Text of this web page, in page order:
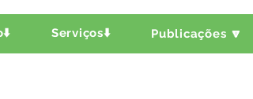
Serviços⬇️ Publicações 🔽